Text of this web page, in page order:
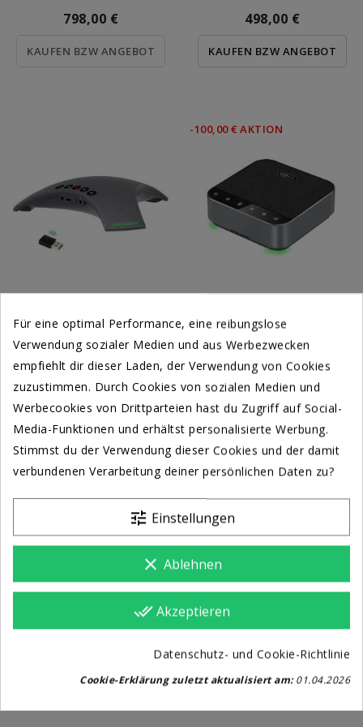
798,00 €
KAUFEN BZW ANGEBOT
498,00 €
KAUFEN BZW ANGEBOT
498,00 €
KAUFEN BZW ANGEBOT
-100,00 € AKTION
598,00 € 498,00 €
KAUFEN BZW ANGEBOT
-200,00 € AKTION
A
6W Dual Konferenzraum...
KAUFEN BZW ANGEBOT
Für eine optimal Performance, eine reibungslose
Verwendung sozialer Medien und aus Werbezwecken
empfiehlt dir dieser Laden, der Verwendung von Cookies
zuzustimmen. Durch Cookies von sozialen Medien und
Werbecookies von Drittparteien hast du Zugriff auf Social-
Media-Funktionen und erhältst personalisierte Werbung.
Stimmst du der Verwendung dieser Cookies und der damit
verbundenen Verarbeitung deiner persönlichen Daten zu?
tune Einstellungen
clear Ablehnen
done_all Akzeptieren
Datenschutz- und Cookie-Richtlinie
Cookie-Erklärung zuletzt aktualisiert am:01.04.2026